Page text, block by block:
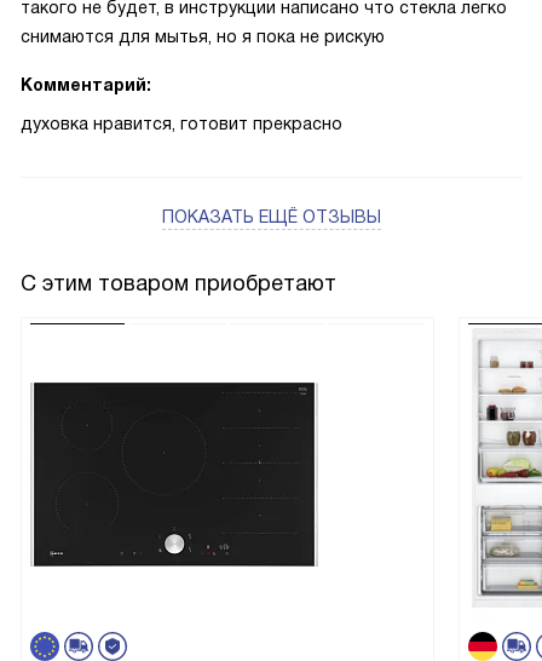
такого не будет, в инструкции написано что стекла легко
снимаются для мытья, но я пока не рискую
Комментарий:
духовка нравится, готовит прекрасно
ПОКАЗАТЬ ЕЩЁ ОТЗЫВЫ
С этим товаром приобретают